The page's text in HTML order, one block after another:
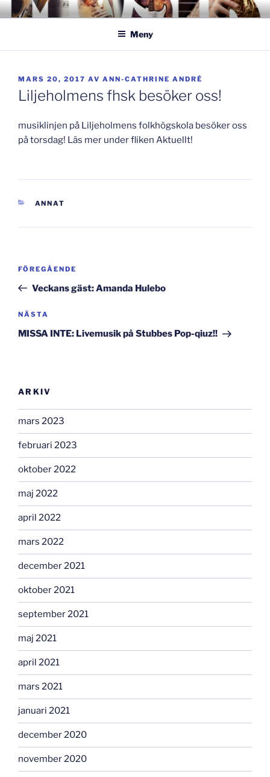
Hoppa
till
GISLAVEDMUSIKESTET
– här formas framtiden!
Meny
PUBLICERAT
MARS 20, 2017 AV ANN-CATHRINE ANDRÉ
Liljeholmens fhsk besöker oss!
musiklinjen på Liljeholmens folkhögskola besöker oss
på torsdag! Läs mer under fliken Aktuellt!
KATEGORIER
ANNAT
Inläggsnavigering
Föregående
inlägg
FÖREGÅENDE
Veckans gäst: Amanda Hulebo
Nästa
inlägg
NÄSTA
MISSA INTE: Livemusik på Stubbes Pop-qiuz!!
ARKIV
mars 2023
februari 2023
oktober 2022
maj 2022
april 2022
mars 2022
december 2021
oktober 2021
september 2021
maj 2021
april 2021
mars 2021
januari 2021
december 2020
november 2020